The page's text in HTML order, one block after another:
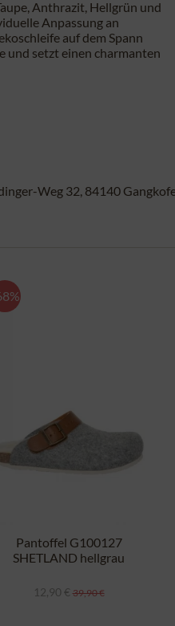
Anthrazit, Hellgrün und
Anpassung an
auf dem Spann
und setzt einen charmanten
Weg 32, 84140
Pantoffel G100127
SHETLAND hellgrau
12,90 € 39,90 €